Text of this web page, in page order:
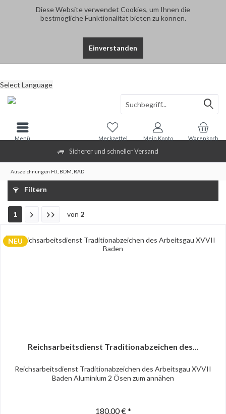
Diese Website verwendet Cookies, um Ihnen die
bestmögliche Funktionalität bieten zu können.
Einverstanden
Sicherer und schneller Versand
Select Language
Warenkorb
Merkzettel Mein Konto
Menü
Auszeichnungen HJ, BDM, RAD
Filtern
1 von 2
NEU
Reichsarbeitsdienst Traditionabzeichen des...
Reichsarbeitsdienst Traditionabzeichen des Arbeitsgau XVVII
Baden Aluminium 2 Ösen zum annähen
180,00 € *